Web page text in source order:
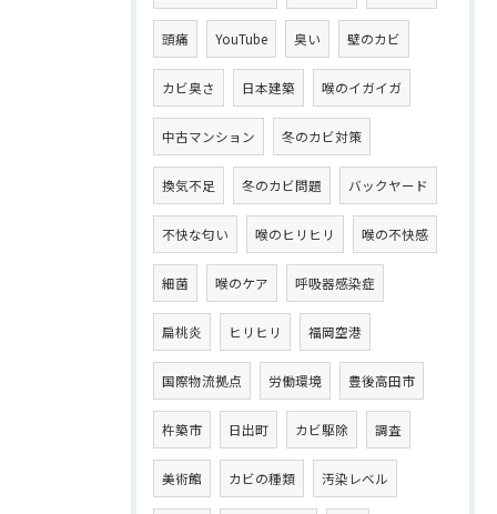
頭痛 YouTube 臭い 壁のカビ
カビ臭さ 日本建築 喉のイガイガ
中古マンション 冬のカビ対策
換気不足 冬のカビ問題 バックヤード
不快な匂い 喉のヒリヒリ 喉の不快感
細菌 喉のケア 呼吸器感染症
扁桃炎 ヒリヒリ 福岡空港
国際物流拠点 労働環境 豊後高田市
杵築市 日出町 カビ駆除 調査
美術館 カビの種類 汚染レベル